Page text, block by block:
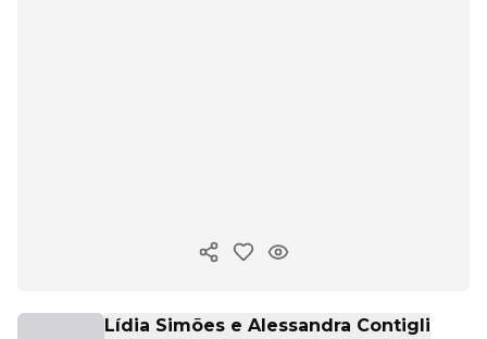
Copiar link
Lídia Simões e Alessandra Contigli